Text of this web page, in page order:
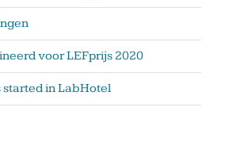
voor LEFprijs 2020
started in LabHotel